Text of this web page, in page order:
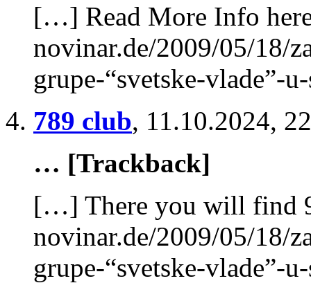
[…] Read More Info
novinar.de/2009/05/18/
grupe-“svetske-vlade”-
789 club, 11.10.2024,
… [Trackback]
[…] There you will find
novinar.de/2009/05/18/
grupe-“svetske-vlade”-